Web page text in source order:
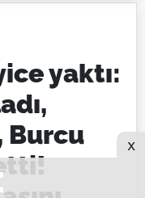
yaktı:
Burcu
x